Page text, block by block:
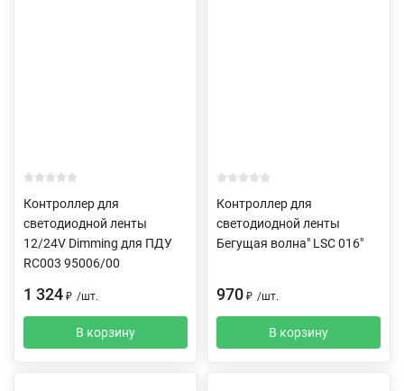
Контроллер для
светодиодной ленты
12/24V Dimming для ПДУ
RC003 95006/00
1 324 ₽ /шт.
В корзину
Контроллер для
светодиодной ленты
Бегущая волна" LSC 016"
970 ₽ /шт.
В корзину